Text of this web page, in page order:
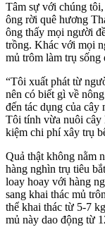
Tâm sự với chúng
ông rời quê hương
ông thấy mọi người
trồng. Khác với mọi
mủ trôm làm trụ sống
“Tôi xuất phát từ
nên có biết gì về
đến tác dụng của cây
Tôi tính vừa nuôi cây
kiệm chi phí xây trụ
Quả thật không nằm
hàng nghìn trụ tiêu
loay hoay với hàng
sang khai thác mủ
thể khai thác từ 5-7
mủ này dao động từ